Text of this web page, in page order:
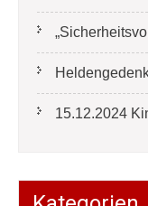
15.12.2024